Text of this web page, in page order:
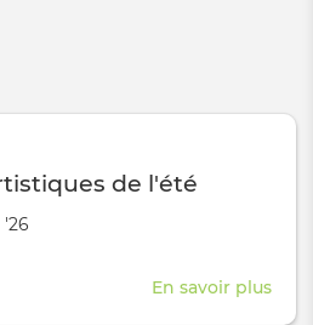
de l'été
'26
au / à
En savoir plus